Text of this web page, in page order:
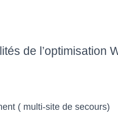
de l’optimisation
( multi-site de secours)